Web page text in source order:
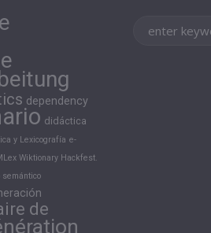
dependency
didáctica
y Lexicografía e-
Wiktionary Hackfest.
semántico
de